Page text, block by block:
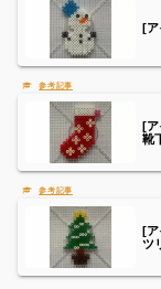
[ア
[ア
靴
[ア
ツ